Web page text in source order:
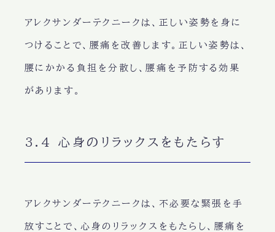
アレクサンダーテクニークは、正しい姿勢を身に
つけることで、腰痛を改善します。正しい姿勢は、
腰にかかる負担を分散し、腰痛を予防する効果
があります。
3.4 心身のリラックスをもたらす
アレクサンダーテクニークは、不必要な緊張を手
放すことで、心身のリラックスをもたらし、腰痛を